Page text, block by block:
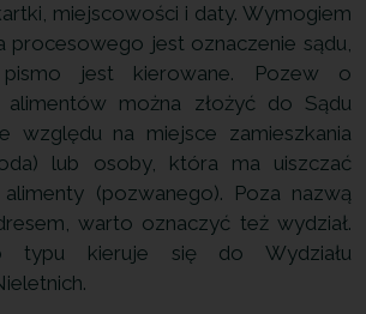
miejscowości i daty. Wymogiem
procesowego jest oznaczenie sądu,
jest kierowane. Pozew o
alimentów można złożyć do Sądu
względu na miejsce zamieszkania
lub osoby, która ma uiszczać
(pozwanego). Poza nazwą
warto oznaczyć też wydział.
typu kieruje się do Wydziału